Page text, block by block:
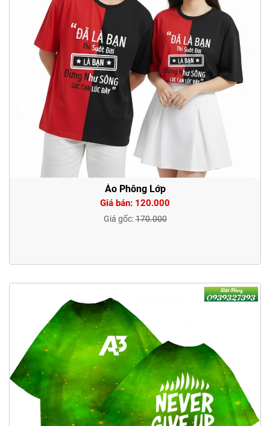
Áo Phông Lớp
Giá bán: 120.000
Giá gốc:170.000